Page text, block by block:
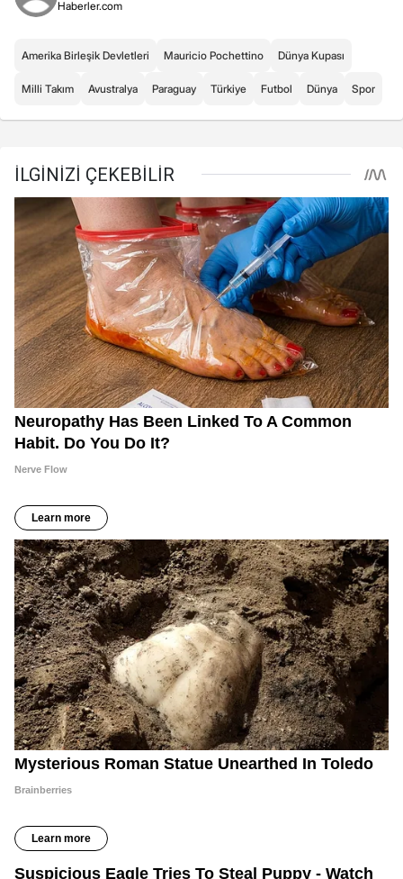
Haberler.com
Amerika Birleşik Devletleri Mauricio Pochettino Dünya Kupası
Milli Takım Avustralya Paraguay Türkiye Futbol Dünya Spor